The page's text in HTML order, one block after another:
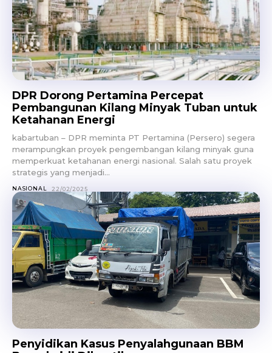
DPR Dorong Pertamina Percepat
Pembangunan Kilang Minyak Tuban untuk
Ketahanan Energi
kabartuban – DPR meminta PT Pertamina (Persero) segera
merampungkan proyek pengembangan kilang minyak guna
memperkuat ketahanan energi nasional. Salah satu proyek
strategis yang menjadi...
NASIONAL 22/02/2025
Penyidikan Kasus Penyalahgunaan BBM